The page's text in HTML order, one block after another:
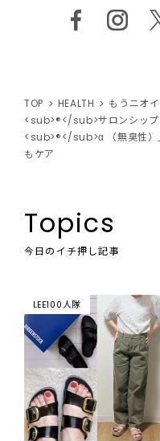
TOP HEALTH
もうニオ
<sub>®</sub>サロンシッ
<sub>®</sub>α （無臭性）
もケア
Topics
今日のイチ押し記事
LEE100人隊